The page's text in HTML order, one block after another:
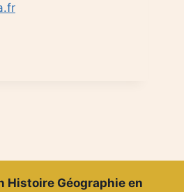
Histoire Géographie en